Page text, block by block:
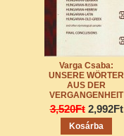
Varga Csaba:
UNSERE WÖRTER
AUS DER
VERGANGENHEIT
3,520Ft 2,992Ft
Kosárba